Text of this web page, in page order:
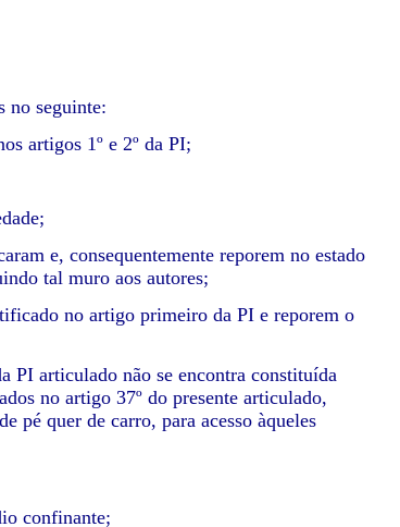
no seguinte:
artigos 1º e 2º da PI;
e, consequentemente reporem no estado
tal muro aos autores;
no artigo primeiro da PI e reporem o
PI articulado não se encontra constituída
no artigo 37º do presente articulado,
pé quer de carro, para acesso àqueles
confinante;